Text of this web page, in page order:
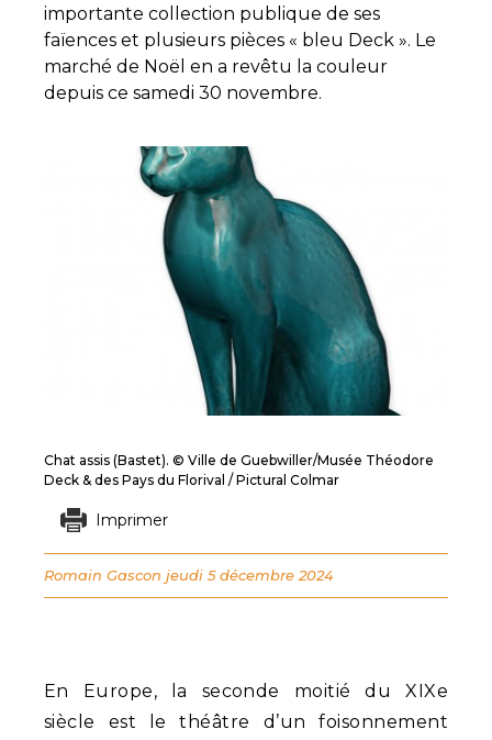
importante collection publique de ses
faïences et plusieurs pièces « bleu Deck ». Le
marché de Noël en a revêtu la couleur
depuis ce samedi 30 novembre.
En Europe, la seconde moitié du XIXe
siècle est le théâtre d’un foisonnement
Chat assis (Bastet). © Ville de Guebwiller/Musée Théodore
Deck & des Pays du Florival / Pictural Colmar
Imprimer
Romain Gascon jeudi 5 décembre 2024